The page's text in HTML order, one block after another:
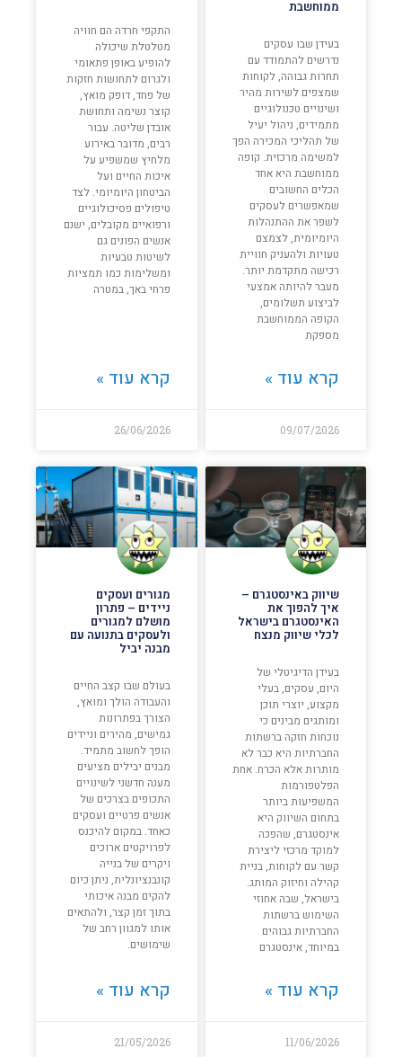
ממוחשבת
בעידן שבו עסקים
נדרשים להתמודד עם
תחרות גבוהה, לקוחות
שמצפים לשירות מהיר
ושינויים טכנולוגיים
מתמידים, ניהול יעיל
של תהליכי המכירה הפך
למשימה מרכזית. קופה
ממוחשבת היא אחד
הכלים החשובים
שמאפשרים לעסקים
לשפר את ההתנהלות
היומיומית, לצמצם
טעויות ולהעניק חוויית
רכישה מתקדמת יותר.
מעבר להיותה אמצעי
לביצוע תשלומים,
הקופה הממוחשבת
מספקת
קרא עוד »
09/07/2026
התקפי חרדה הם חוויה
מטלטלת שיכולה
להופיע באופן פתאומי
ולגרום לתחושות חזקות
של פחד, דופק מואץ,
קוצר נשימה ותחושת
אובדן שליטה. עבור
רבים, מדובר באירוע
מלחיץ שמשפיע על
איכות החיים ועל
הביטחון היומיומי. לצד
טיפולים פסיכולוגיים
ורפואיים מקובלים, ישנם
אנשים הפונים גם
לשיטות טבעיות
ומשלימות כמו תמציות
פרחי באך, במטרה
קרא עוד »
26/06/2026
שיווק באינסטגרם –
איך להפוך את
האינסטגרם בישראל
לכלי שיווק מנצח
בעידן הדיגיטלי של
היום, עסקים, בעלי
מקצוע, יוצרי תוכן
ומותגים מבינים כי
נוכחות חזקה ברשתות
החברתיות היא כבר לא
מותרות אלא הכרח. אחת
הפלטפורמות
המשפיעות ביותר
בתחום השיווק היא
אינסטגרם, שהפכה
למוקד מרכזי ליצירת
קשר עם לקוחות, בניית
קהילה וחיזוק המותג.
בישראל, שבה אחוזי
השימוש ברשתות
החברתיות גבוהים
במיוחד, אינסטגרם
קרא עוד »
11/06/2026
מגורים ועסקים
ניידים – פתרון
מושלם למגורים
ולעסקים בתנועה עם
מבנה יביל
בעולם שבו קצב החיים
והעבודה הולך ומואץ,
הצורך בפתרונות
גמישים, מהירים וניידים
הופך לחשוב מתמיד.
מבנים יבילים מציעים
מענה חדשני לשינויים
התכופים בצרכים של
אנשים פרטיים ועסקים
כאחד. במקום להיכנס
לפרויקטים ארוכים
ויקרים של בנייה
קונבנציונלית, ניתן כיום
להקים מבנה איכותי
בתוך זמן קצר, ולהתאים
אותו למגוון רחב של
שימושים.
קרא עוד »
21/05/2026